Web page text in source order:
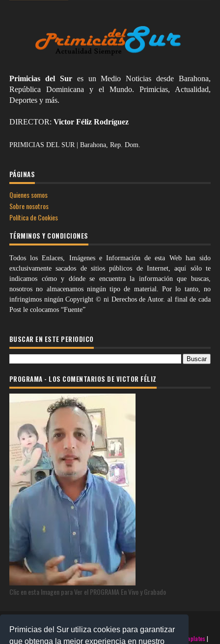
Primicias del Sur utiliza cookies para garantizar
que obtenga la mejor experiencia en nuestro
Primicias del Sures un Medio Noticias desde Barahona,
República Dominicana y el Mundo. Primicias, Actualidad,
Deportes y más.
DIRECTOR: Victor Féliz Rodríguez
PRIMICIAS DEL SUR | Barahona, Rep. Dom.
PÁGINAS
Quienes somos
Sobre nosotros
Política de Cookies
TÉRMINOS Y CONDICIONES
Todos los Enlaces, Imágenes e Información de esta Web han sido
exclusivamente sacados de sitios públicos de Internet, aquí sólo te
indicamos cómo y dónde se encuentra la información que buscas,
nosotros no almacenamos ningún tipo de material. Por lo tanto, no
infringimos ningún Copyright © ni Derechos de Autor. al final de cada
Post le colocamos “Fuente”
BUSCAR EN ESTE PERIODICO
PROGRAMA - LOS COMENTARIOS DE VICTOR FÉLIZ
Clic en esta Imagen para Ver el PROGRAMA En Vivo y Grabado
©2025 PRIMICIAS DEL SUR | Derechos Reservados | Creado con SoraTemplates |